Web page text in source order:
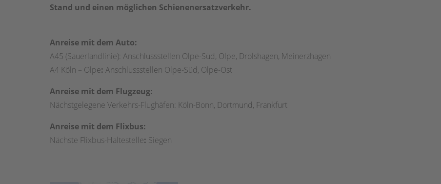
Stand und einen möglichen Schienenersatzverkehr.
Anreise mit dem Auto:
A45 (Sauerlandlinie): Anschlussstellen Olpe-Süd, Olpe, Drolshagen, Meinerzhagen
A4 Köln – Olpe: Anschlussstellen Olpe-Süd, Olpe-Ost
Anreise mit dem Flugzeug:
Nächstgelegene Verkehrs-Flughäfen: Köln-Bonn, Dortmund, Frankfurt
Anreise mit dem Flixbus:
Nächste Flixbus-Haltestelle: Siegen